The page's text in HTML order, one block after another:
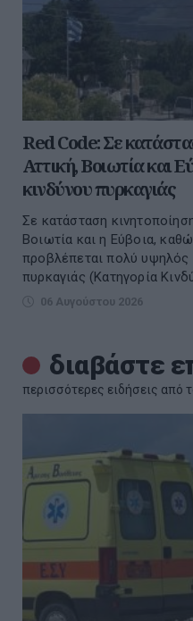
Red Code: Σε
Αττική, Βοιωτία και
κινδύνου πυρκαγιάς
Σε κατάσταση
Βοιωτία και η Εύβοια,
προβλέπεται πολύ
πυρκαγιάς (Κατηγορία
06 Αυγούστου 2026
διαβάστε
περισσότερες ειδήσεις από